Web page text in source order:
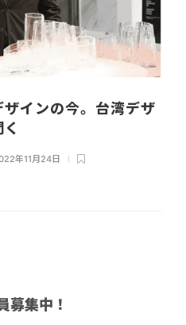
インの今。台湾デザ
年11月24日
募集中！